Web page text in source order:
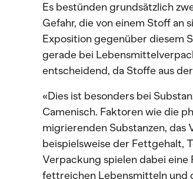
Es bestünden grundsätzlich
Gefahr, die von einem Stoff an
Exposition gegenüber diesem
gerade bei
entscheidend, da Stoffe aus
«Dies ist besonders bei
Camenisch. Faktoren wie die
migrierenden Substanzen, das
beispielsweise der Fettgehalt,
Verpackung spielen dabei
fettreichen Lebensmitteln und